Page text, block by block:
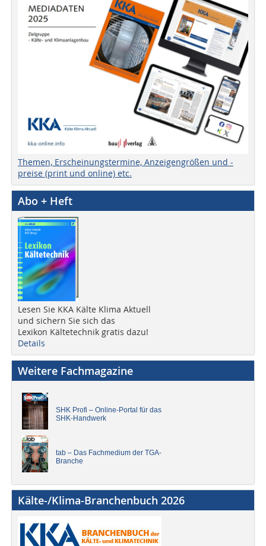
Themen, Erscheinungstermine, Anzeigengrößen und -
preise (print und online) etc.
Abo + Heft
Lesen Sie KKA Kälte Klima Aktuell
und sichern Sie sich das
Lexikon Kältetechnik gratis dazu!
Details
Weitere Fachmagazine
SHK Profi – Online-Portal für das
SHK-Handwerk
tab – Das Fachmedium der TGA-
Branche
Kälte-/Klima-Branchenbuch 2026